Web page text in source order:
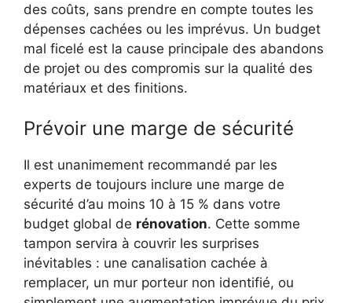
des coûts, sans prendre en compte toutes les
dépenses cachées ou les imprévus. Un budget
mal ficelé est la cause principale des abandons
de projet ou des compromis sur la qualité des
matériaux et des finitions.
Prévoir une marge de sécurité
Il est unanimement recommandé par les
experts de toujours inclure une marge de
sécurité d’au moins 10 à 15 % dans votre
budget global de rénovation. Cette somme
tampon servira à couvrir les surprises
inévitables : une canalisation cachée à
remplacer, un mur porteur non identifié, ou